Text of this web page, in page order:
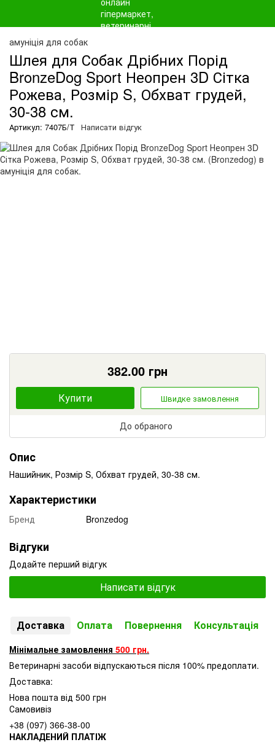
амуніція для собак
Шлея для Собак Дрібних Порід
BronzeDog Sport Неопрен 3D Сітка
Рожева, Розмір S, Обхват грудей,
30-38 см.
Артикул: 7407Б/Т Написати відгук
382.00 грн
Купити Швидке замовлення
До обраного
Опис
Нашийник, Розмір S, Обхват грудей, 30-38 см.
Характеристики
Бренд Bronzedog
Відгуки
Додайте перший відгук
Написати відгук
Доставка Оплата Повернення Консультація
Мінімальне замовлення 500 грн.
Ветеринарні засоби відпускаються після 100% предоплати.
Доставка:
Нова пошта від 500 грн
Самовивіз
+38 (097) 366-38-00
НАКЛАДЕНИЙ ПЛАТІЖ